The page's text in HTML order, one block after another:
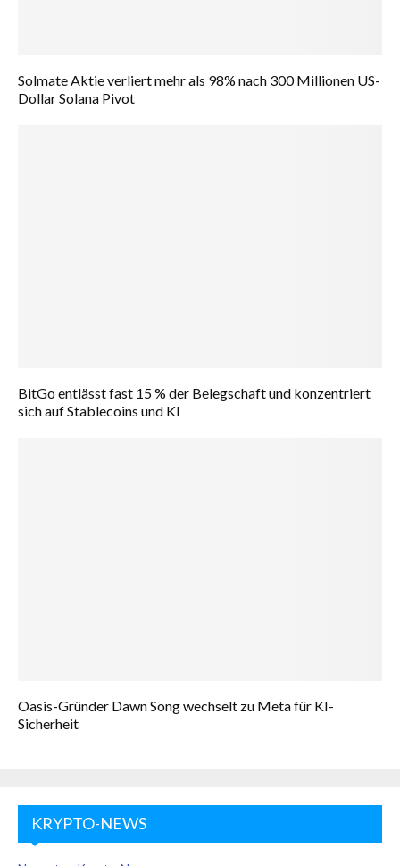
Solmate Aktie verliert mehr als 98% nach 300 Millionen US-
Dollar Solana Pivot
BitGo entlässt fast 15 % der Belegschaft und konzentriert
sich auf Stablecoins und KI
Oasis-Gründer Dawn Song wechselt zu Meta für KI-
Sicherheit
KRYPTO-NEWS